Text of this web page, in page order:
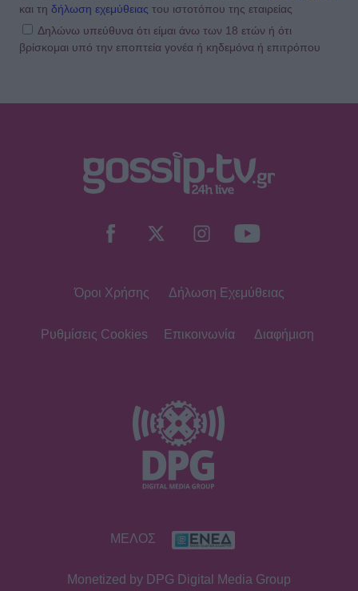
και τη δήλωση εχεμύθειας του ιστοτόπου της εταιρείας
Δηλώνω υπεύθυνα ότι είμαι άνω των 18 ετών ή ότι
βρίσκομαι υπό την εποπτεία γονέα ή κηδεμόνα ή επιτρόπου
Όροι Χρήσης Δήλωση Εχεμύθειας
Ρυθμίσεις Cookies Επικοινωνία Διαφήμιση
ΜΕΛΟΣ
Monetized by DPG Digital Media Group